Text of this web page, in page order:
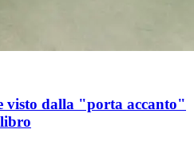
visto dalla "porta accanto"